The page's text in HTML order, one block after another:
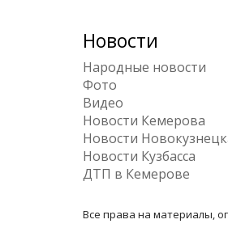
Новости
Народные новости
Фото
Видео
Новости Кемерова
Новости
Новости Кузбасса
ДТП в Кемерове
Все права на материалы,